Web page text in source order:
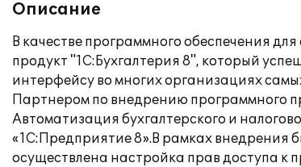
Описание
В качестве программного обеспечения
продукт "1С:Бухгалтерия 8", который
интерфейсу во многих организациях
Партнером по внедрению программного
Автоматизация бухгалтерского и
«1С:Предприятие 8».В рамках внедрения
осуществлена настройка прав доступа к